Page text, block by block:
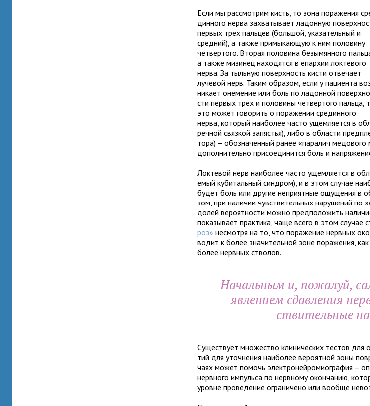
Если мы рас­смот­рим кисть, то зона пора­же­ния
дин­ного нерва захва­ты­вает ладон­ную
пер­вых трех паль­цев (боль­шой, ука­за­тель­ный и
сред­ний), а также при­мы­ка­ю­щую к ним поло­вину
чет­вер­того. Вторая поло­вина безы­мян­ного
а также мизи­нец нахо­дятся в епар­хии лок­те­вого
нерва. За тыль­ную поверх­ность кисти отве­чает
луче­вой нерв. Таким обра­зом, если у паци­ента
ни­кает оне­ме­ние или боль по ладон­ной
сти пер­вых трех и поло­вины чет­вер­того пальца,
это может гово­рить о пора­же­нии сре­дин­ного
нерва, кото­рый наи­бо­лее часто ущем­ля­ется в
реч­ной связ­кой запя­стья), либо в обла­сти
тора) – обо­зна­чен­ный ранее «пара­лич медо­вого
допол­ни­тельно при­со­еди­нится боль и
Локтевой нерв наи­бо­лее часто ущем­ля­ется в
е­мый куби­таль­ный син­дром), и в этом слу­чае
будет боль или дру­гие непри­ят­ные ощу­ще­ния в
зом, при нали­чии чув­стви­тель­ных нару­ше­ний по
долей веро­ят­но­сти можно пред­по­ло­жить
пока­зы­вает прак­тика, чаще всего в этом слу­чае
роз» несмотря на то, что пора­же­ние нерв­ных
во­дит к более зна­чи­тель­ной зоне пора­же­ния,
более нерв­ных ство­лов.
Начальным и, пожа­луй,
яв­ле­нием сдав­ле­ния
стви­тель­ные
Существует мно­же­ство кли­ни­че­ских тестов для
тий для уточ­не­ния наи­бо­лее веро­ят­ной зоны
чаях может помочь элек­тро­ней­ро­мио­гра­фия –
нерв­ного импульса по нерв­ному окон­ча­нию,
уровне про­ве­де­ние огра­ни­чено или вообще